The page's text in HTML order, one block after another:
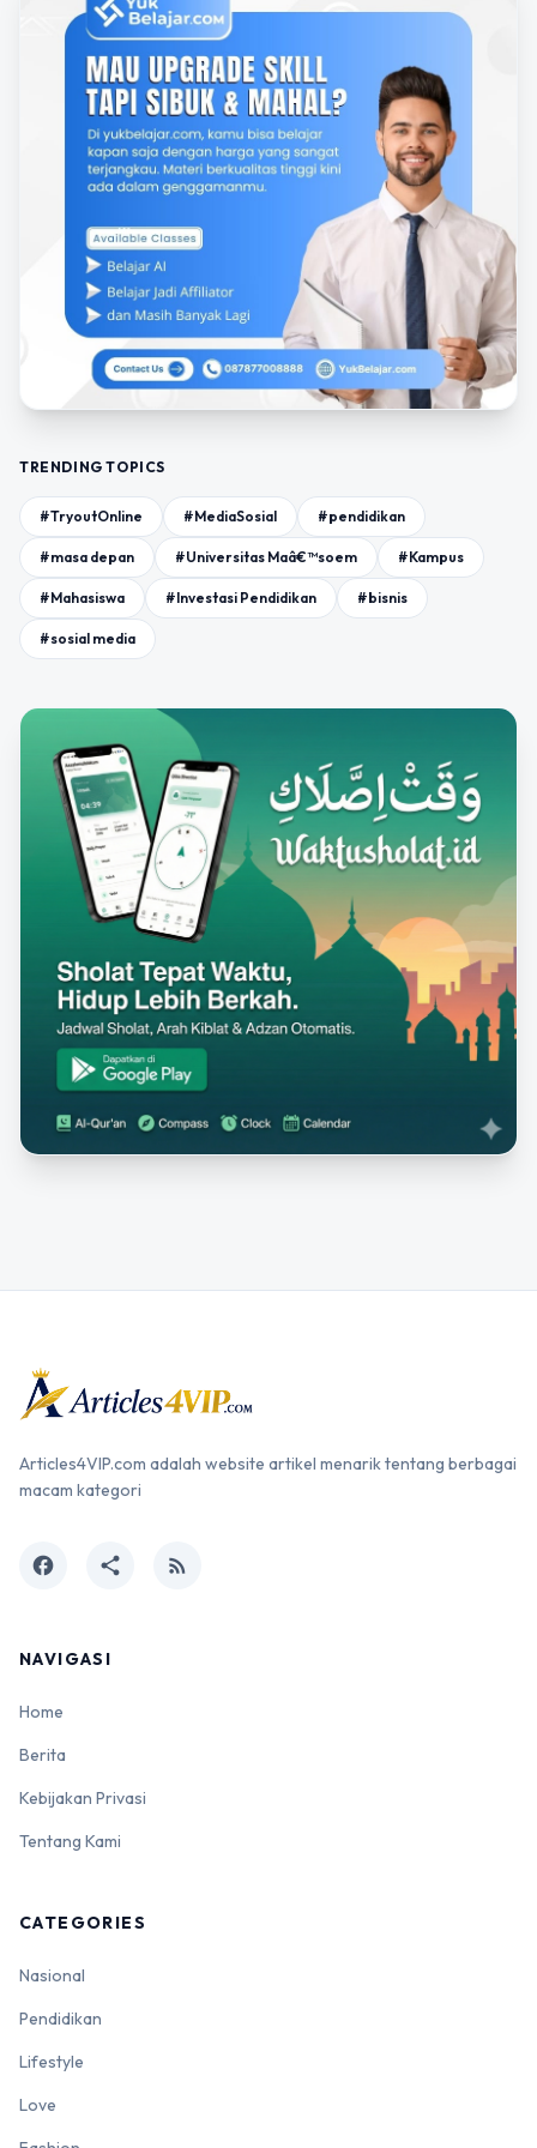
TRENDING TOPICS
#TryoutOnline #MediaSosial #pendidikan
#masa depan #Universitas Maâ€™soem #Kampus
#Mahasiswa #Investasi Pendidikan #bisnis
#sosial media
Articles4VIP.com adalah website artikel menarik tentang berbagai
macam kategori
facebook share rss_feed
NAVIGASI
Home
Berita
Kebijakan Privasi
Tentang Kami
CATEGORIES
Nasional
Pendidikan
Lifestyle
Love